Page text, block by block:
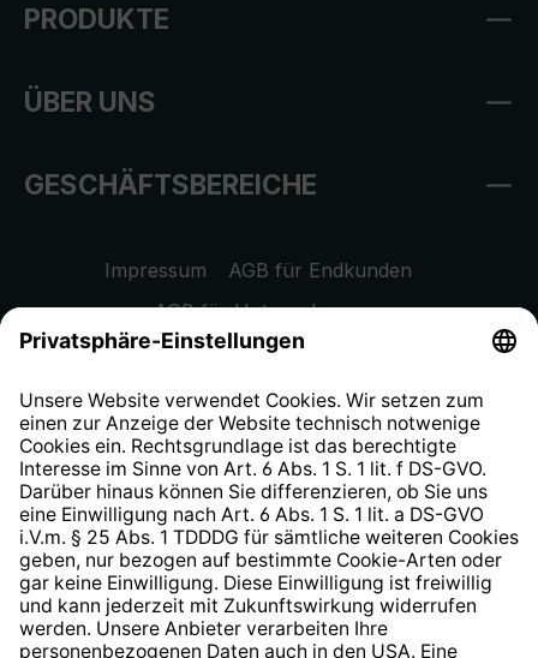
PRODUKTE
ÜBER UNS
GESCHÄFTSBEREICHE
Impressum
AGB für Endkunden
AGB für Unternehmen
Datenschutzhinweis
Widerrufsrecht
Hinweisgeberschutzsystem
Barrierefreiheit